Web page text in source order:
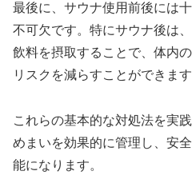
最後に、サウナ使用前後には
不可欠です。特にサウナ後は
飲料を摂取することで、体内
リスクを減らすことができます
これらの基本的な対処法を実
めまいを効果的に管理し、安
能になります。